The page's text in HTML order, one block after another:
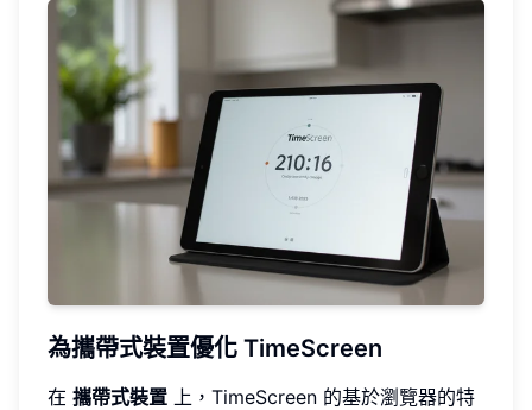
為攜帶式裝置優化 TimeScreen
在 攜帶式裝置 上，TimeScreen 的基於瀏覽器的特